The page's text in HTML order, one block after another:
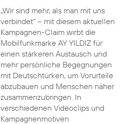
„Wir sind mehr, als man mit uns
verbindet“ – mit diesem aktuellen
Kampagnen-Claim wirbt die
Mobilfunkmarke AY YILDIZ für
einen stärkeren Austausch und
mehr persönliche Begegnungen
mit Deutschtürken, um Vorurteile
abzubauen und Menschen näher
zusammenzubringen. In
verschiedenen Videoclips und
Kampagnenmotiven